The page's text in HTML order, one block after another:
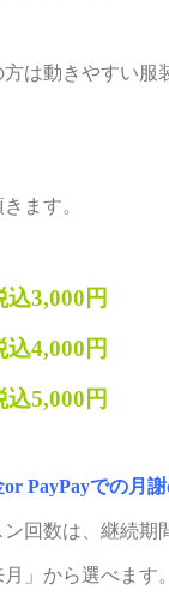
は動きやすい服